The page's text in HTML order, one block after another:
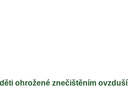
ohrožené znečištěním ovzduší